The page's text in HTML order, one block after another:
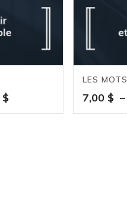
$Plage
de
LES MOTS
7,00 $ –